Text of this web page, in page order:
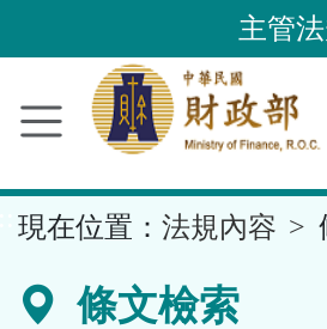
到
要
容
區
主管
現在位置： 法規內容
條文檢索